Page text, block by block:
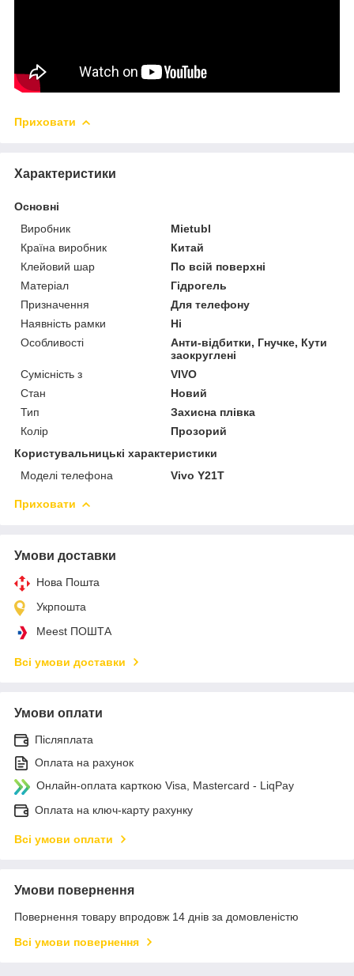
Приховати
Характеристики
Основні
Виробник
Mietubl
Країна виробник
Китай
Клейовий шар
По всій поверхні
Матеріал
Гідрогель
Призначення
Для телефону
Наявність рамки
Ні
Особливості
Анти-відбитки, Гнучке, Кути
заокруглені
Сумісність з
VIVO
Стан
Новий
Тип
Захисна плівка
Колір
Прозорий
Користувальницькі характеристики
Моделі телефона
Vivo Y21T
Приховати
Умови доставки
Нова Пошта
Укрпошта
Meest ПОШТА
Всі умови доставки
Умови оплати
Післяплата
Оплата на рахунок
Онлайн-оплата карткою Visa, Mastercard - LiqPay
Оплата на ключ-карту рахунку
Всі умови оплати
Умови повернення
Повернення товару впродовж 14 днів за домовленістю
Всі умови повернення